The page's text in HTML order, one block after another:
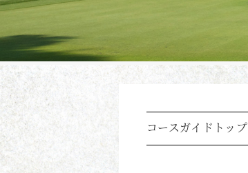
コースガイドトップ